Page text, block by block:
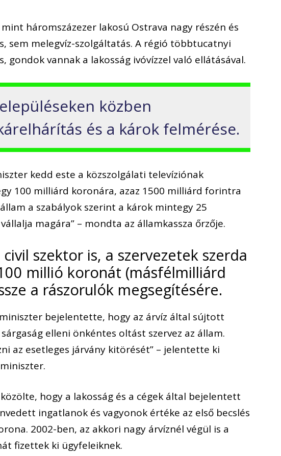
háromszázezer lakosú Ostrava nagy részén és
sem melegvíz-szolgáltatás. A régió többtucatnyi
gondok vannak a lakosság ivóvízzel való ellátásával.
közben
és a károk felmérése.
kedd este a közszolgálati televíziónak
100 milliárd koronára, azaz 1500 milliárd forintra
a szabályok szerint a károk mintegy 25
magára” – mondta az államkassza őrzője.
szektor is, a szervezetek szerda
millió koronát (másfélmilliárd
a rászorulók megsegítésére.
bejelentette, hogy az árvíz által sújtott
elleni önkéntes oltást szervez az állam.
az esetleges járvány kitörését” – jelentette ki
hogy a lakosság és a cégek által bejelentett
ingatlanok és vagyonok értéke az első becslés
2002-ben, az akkori nagy árvíznél végül is a
fizettek ki ügyfeleiknek.